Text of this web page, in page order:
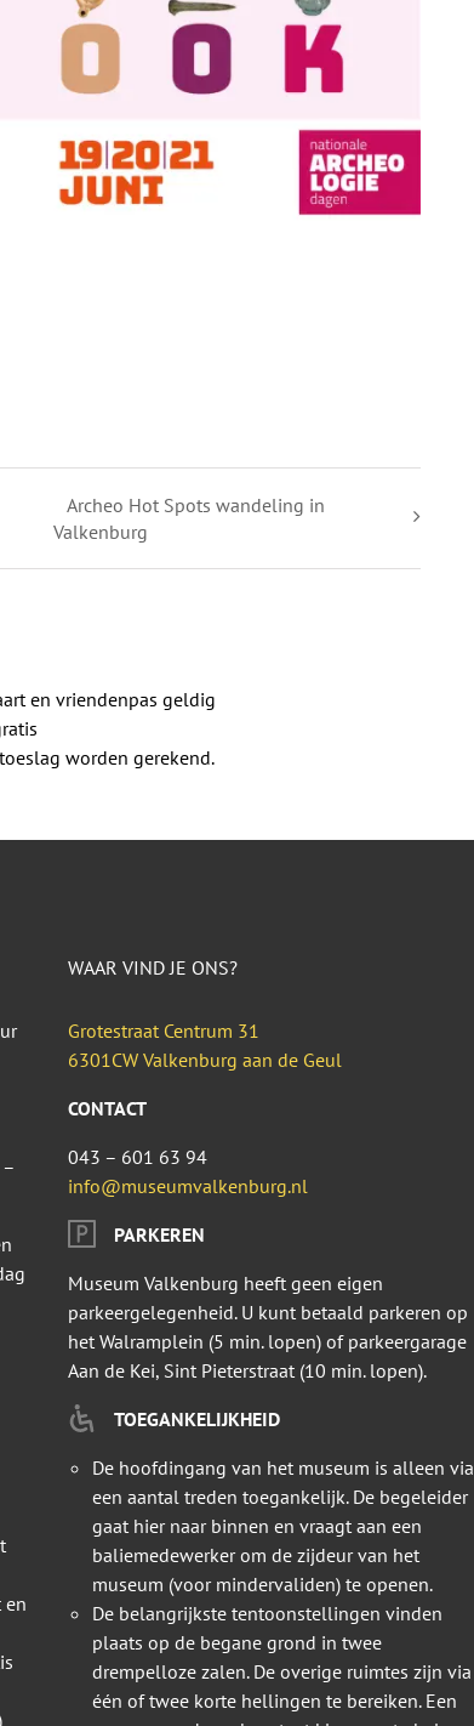
Archeo Hot Spots wandeling in
Valkenburg
en vriendenpas geldig
worden gerekend.
en
WAAR VIND JE ONS?
Grotestraat Centrum 31
6301CW Valkenburg aan de Geul
CONTACT
043 – 601 63 94
info@museumvalkenburg.nl
PARKEREN
Museum Valkenburg heeft geen eigen
parkeergelegenheid. U kunt betaald parkeren op
het Walramplein (5 min. lopen) of parkeergarage
Aan de Kei, Sint Pieterstraat (10 min. lopen).
TOEGANKELIJKHEID
De hoofdingang van het museum is alleen via
een aantal treden toegankelijk. De begeleider
gaat hier naar binnen en vraagt aan een
baliemedewerker om de zijdeur van het
museum (voor mindervaliden) te openen.
De belangrijkste tentoonstellingen vinden
plaats op de begane grond in twee
drempelloze zalen. De overige ruimtes zijn via
één of twee korte hellingen te bereiken. Een